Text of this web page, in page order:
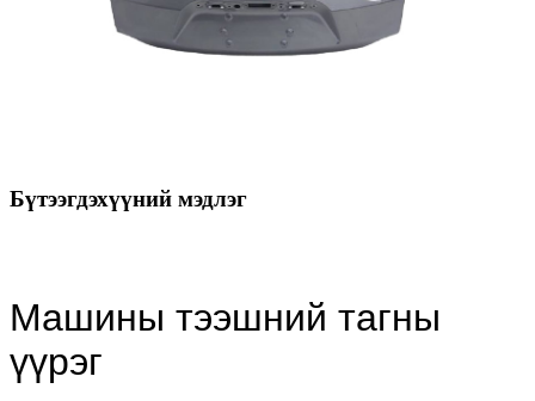
Бүтээгдэхүүний мэдлэг
Машины тээшний тагны
үүрэг